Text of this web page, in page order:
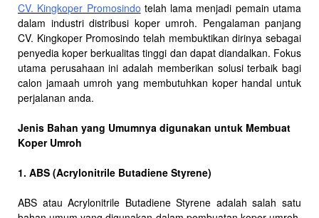
CV. Kingkoper Promosindo telah lama menjadi pemain utama
dalam industri distribusi koper umroh. Pengalaman panjang
CV. Kingkoper Promosindo telah membuktikan dirinya sebagai
penyedia koper berkualitas tinggi dan dapat diandalkan. Fokus
utama perusahaan ini adalah memberikan solusi terbaik bagi
calon jamaah umroh yang membutuhkan koper handal untuk
perjalanan anda.
Jenis Bahan yang Umumnya digunakan untuk Membuat
Koper Umroh
1. ABS (Acrylonitrile Butadiene Styrene)
ABS atau Acrylonitrile Butadiene Styrene adalah salah satu